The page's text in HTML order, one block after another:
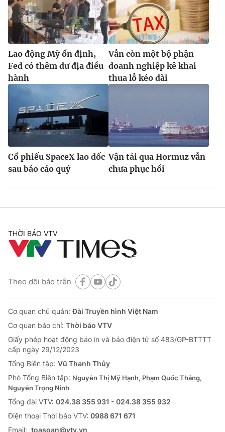
Lao động Mỹ ổn định,
Fed có thêm dư địa điều
hành
Vẫn còn một bộ phận
doanh nghiệp kê khai
thua lỗ kéo dài
Cổ phiếu SpaceX lao dốc
sau báo cáo quý
Vận tải qua Hormuz vẫn
chưa phục hồi
THỜI BÁO VTV
Theo dõi báo trên
Cơ quan chủ quản:Đài Truyền hình Việt Nam
Cơ quan báo chí: Thời báo VTV
Giấy phép hoạt động báo in và báo điện tử số 483/GP-BTTTT
cấp ngày 29/12/2023
Tổng Biên tập: Vũ Thanh Thủy
Phó Tổng Biên tập: Nguyễn Thị Mỹ Hạnh, Phạm Quốc Thắng,
Nguyễn Trọng Ninh
Tổng đài VTV: 024.38 355 931 - 024.38 355 932
Ðiện thoại Thời báo VTV: 0988 671 671
Email: toasoan@vtv.vn